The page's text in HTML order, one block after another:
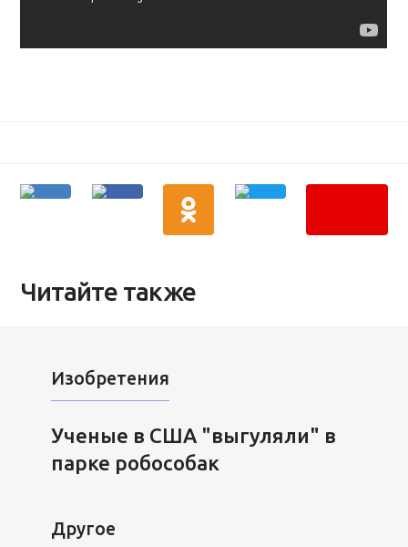
Читайте также
Изобретения
Ученые в США "выгуляли" в
парке робособак
Другое